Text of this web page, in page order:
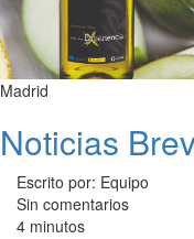
Madrid
Noticias
Escrito por: Equipo
Sin comentarios
4 minutos